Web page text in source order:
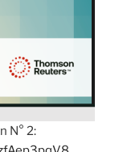
N° 2: